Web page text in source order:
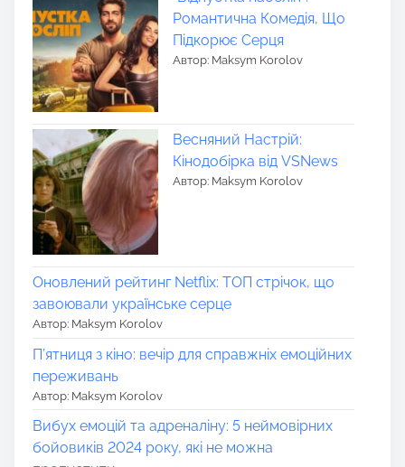
Романтична Комедія, Що
Підкорює Серця
Автор: Maksym Korolov
Весняний Настрій:
Кінодобірка від VSNews
Автор: Maksym Korolov
Оновлений рейтинг Netflix: ТОП стрічок, що
завоювали українське серце
Автор: Maksym Korolov
П’ятниця з кіно: вечір для справжніх емоційних
переживань
Автор: Maksym Korolov
Вибух емоцій та адреналіну: 5 неймовірних
бойовиків 2024 року, які не можна